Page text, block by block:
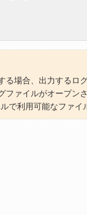
る場合、出力するロ
ファイルがオープン
で利用可能なファ